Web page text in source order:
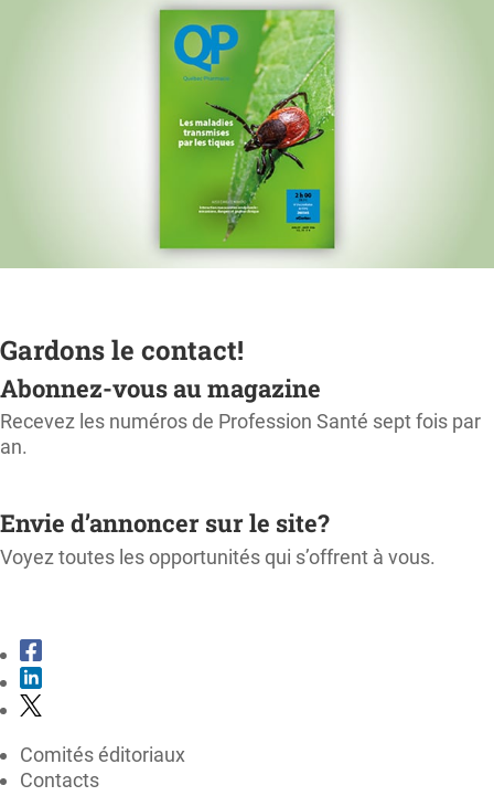
Gardons le contact!
Abonnez-vous au magazine
Recevez les numéros de Profession Santé sept fois par
an.
Envie d’annoncer sur le site?
Voyez toutes les opportunités qui s’offrent à vous.
Comités éditoriaux
Contacts